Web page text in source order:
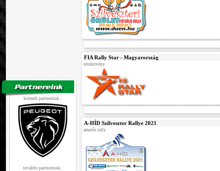
kiemelt partnerünk :
további partnereink :
FIA Rally Star - Magyarország
rendezvény
A-HÍD Szilveszter Rallye 2021
amatőr rally